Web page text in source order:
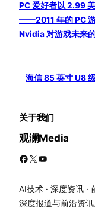
PC 爱好者以 2.99
——2011 年的 PC
Nvidia 对游戏未来
海信 85 英寸 U8
关于我们
观澜Media
Facebook X YouTube
AI技术 · 深度资讯 ·
深度报道与前沿资讯